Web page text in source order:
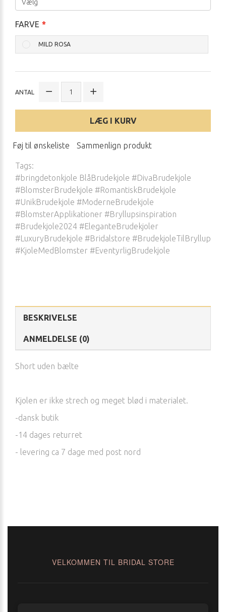
FARVE
MILD ROSA
ANTAL
LÆG I KURV
Føj til ønskeliste Sammenlign produkt
Tags:
#bringdetonkjole BlåBrudekjole #DivaBrudekjole
#BlomsterBrudekjole #RomantiskBrudekjole
#UnikBrudekjole #ModerneBrudekjole
#BlomsterApplikationer #Bryllupsinspiration
#Brudekjole2024 #EleganteBrudekjoler
#LuxuryBrudekjole #Bridalstore #BrudekjoleTilBryllup
#KjoleMedBlomster #EventyrligBrudekjole
BESKRIVELSE
ANMELDELSE (0)
Short uden bælte
Kjolen er ikke strech og meget blød i materialet.
-dansk butik
-14 dages returret
- levering ca 7 dage med post nord
VELKOMMEN TIL BRIDAL STORE